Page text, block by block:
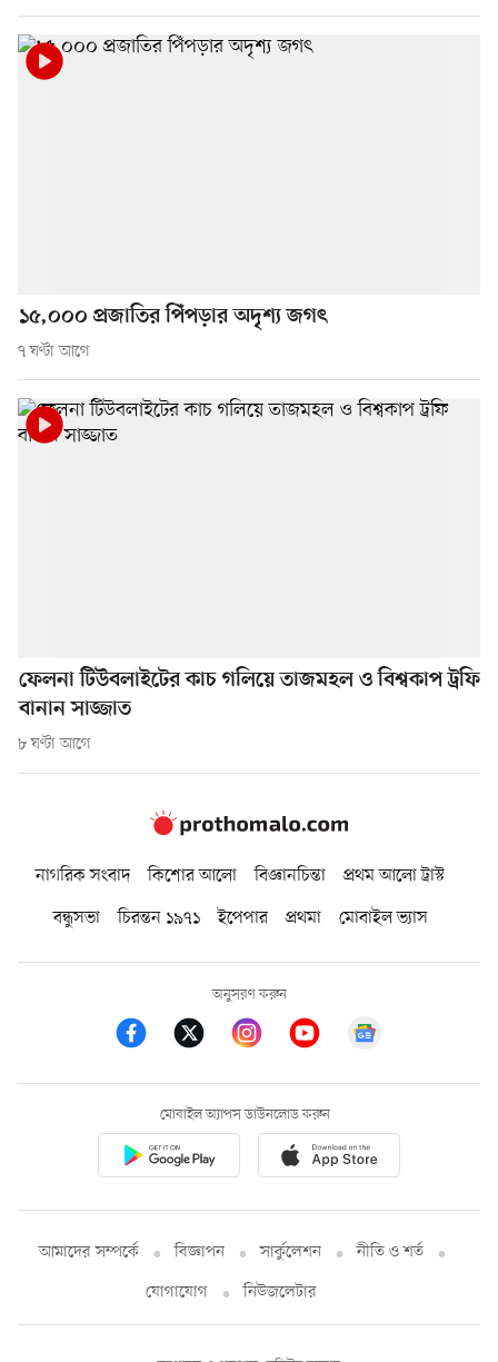
১৫,০০০ প্রজাতির পিঁপড়ার অদৃশ্য জগৎ
৭ ঘণ্টা আগে
ফেলনা টিউবলাইটের কাচ গলিয়ে তাজমহল ও বিশ্বকাপ ট্রফি
বানান সাজ্জাত
৮ ঘণ্টা আগে
নাগরিক সংবাদ কিশোর আলো বিজ্ঞানচিন্তা
প্রথম আলো ট্রাস্ট
বন্ধুসভা
চিরন্তন ১৯৭১ ইপেপার প্রথমা মোবাইল ভ্যাস
অনুসরণ করুন
মোবাইল অ্যাপস ডাউনলোড করুন
আমাদের সম্পর্কে বিজ্ঞাপন সার্কুলেশন
নীতি ও শর্ত
যোগাযোগ
নিউজলেটার